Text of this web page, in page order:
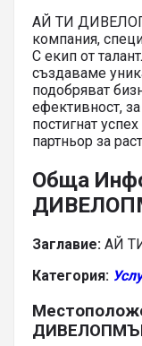
АЙ ТИ
компания,
С екип от
създаваме
подобряват
ефективност,
постигнат
партньор за
Обща
Заглавие: АЙ
Категория: